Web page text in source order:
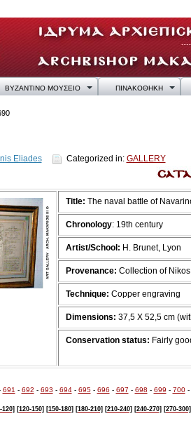
ΒΥΖΑΝΤΙΝΟ ΜΟΥΣΕΙΟ ΠΙΝΑΚΟΘΗΚΗ
Eliades Categorized in: GALLERY
Title: The naval battle of
Chronology: 19th century
Artist/School: Η. Brunet, Lyon
Provenance: Collection of
Technique: Copper engraving
Dimensions: 37,5 Χ 52,5 cm
Conservation status: Fairly
691 - 692 - 693 - 694- 695- 696 - 697 - 698 - 699 - 700-
120] [120-150] [150-180] [180-210] [210-240] [240-270] [270-300]